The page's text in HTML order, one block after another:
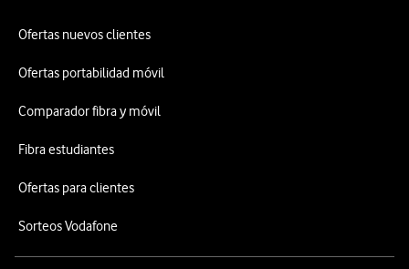
Ofertas nuevos clientes
Ofertas portabilidad móvil
Comparador fibra y móvil
Fibra estudiantes
Ofertas para clientes
Sorteos Vodafone